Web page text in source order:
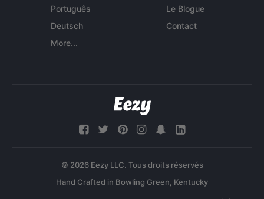
Português
Deutsch
More...
Le Blogue
Contact
© 2026 Eezy LLC. Tous droits réservés